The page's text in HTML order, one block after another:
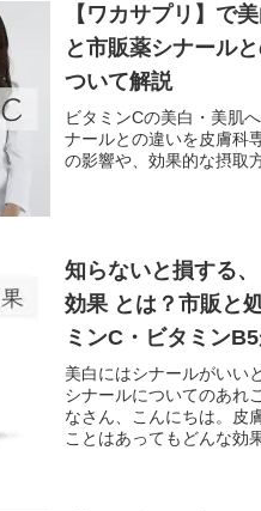
【ワカサプリ】で
と市販薬シナール
ついて解説
ビタミンCの美白・美肌
ナールとの違いを皮膚科
の影響や、効果的な摂取
知らないと損する
効果 とは？市販と
ミンC・ビタミン
医がわかりやすく
美白にはシナールがいい
シナールについてのあれ
なさん、こんにちは。皮
ことはあってもどんな効